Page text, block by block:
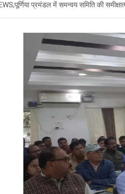
प्रमंडल में समन्वय समिति की